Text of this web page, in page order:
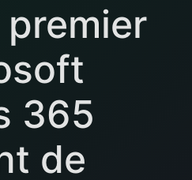
365
de